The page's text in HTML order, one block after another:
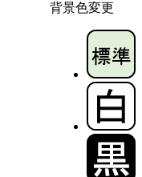
背景色変更